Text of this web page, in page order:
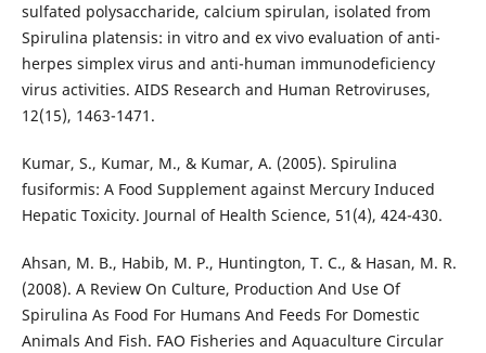
sulfated polysaccharide, calcium spirulan, isolated from
Spirulina platensis: in vitro and ex vivo evaluation of anti-
herpes simplex virus and anti-human immunodeficiency
virus activities. AIDS Research and Human Retroviruses,
12(15), 1463-1471.
Kumar, S., Kumar, M., & Kumar, A. (2005). Spirulina
fusiformis: A Food Supplement against Mercury Induced
Hepatic Toxicity. Journal of Health Science, 51(4), 424-430.
Ahsan, M. B., Habib, M. P., Huntington, T. C., & Hasan, M. R.
(2008). A Review On Culture, Production And Use Of
Spirulina As Food For Humans And Feeds For Domestic
Animals And Fish. FAO Fisheries and Aquaculture Circular